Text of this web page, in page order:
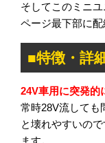
そしてこのミニ
ページ最下部に配
■特徴・詳
24V車用に突発的
常時28V流しても
と壊れやすいの